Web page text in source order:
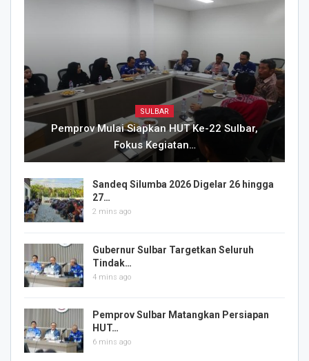
SULBAR
Pemprov Mulai Siapkan HUT Ke-22 Sulbar,
Fokus Kegiatan…
Sandeq Silumba 2026 Digelar 26 hingga
27…
2 mins ago
Gubernur Sulbar Targetkan Seluruh
Tindak…
4 mins ago
Pemprov Sulbar Matangkan Persiapan
HUT…
6 mins ago